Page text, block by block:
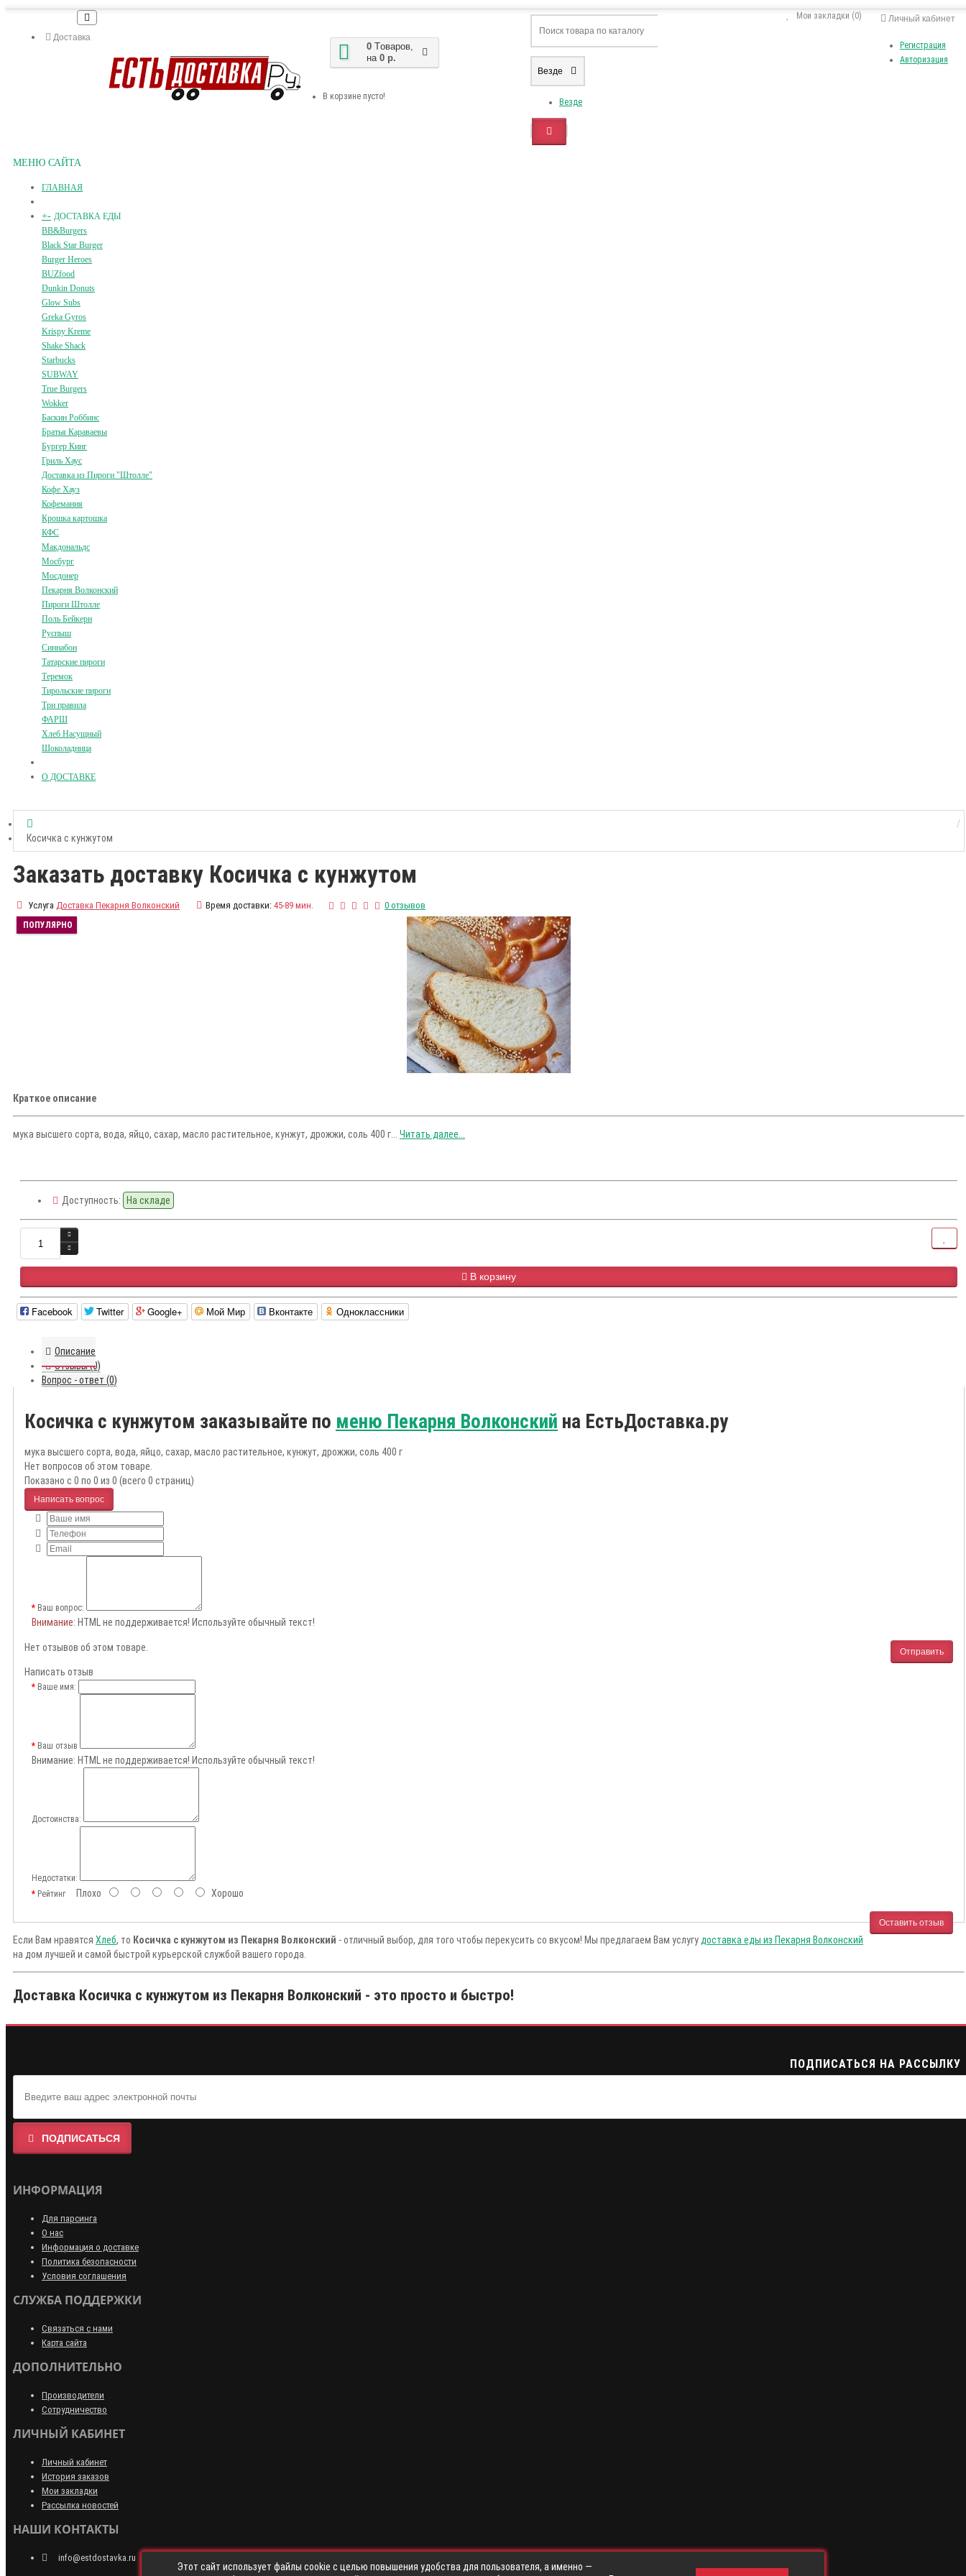
Доставка
Личный кабинет
Регистрация
Авторизация
Мои закладки (0)
0 Tоваров,
на 0 р.
В корзине пусто!
Везде
Везде
МЕНЮ САЙТА
ГЛАВНАЯ
+- ДОСТАВКА ЕДЫ
BB&Burgers
Black Star Burger
Burger Heroes
BUZfood
Dunkin Donuts
Glow Subs
Greka Gyros
Krispy Kreme
Shake Shack
Starbucks
SUBWAY
True Burgers
Wokker
Баскин Роббинс
Братья Караваевы
Бургер Кинг
Гриль Хаус
Доставка из Пироги "Штолле"
Кофе Хауз
Кофемания
Крошка картошка
КФС
Макдональдс
Мосбург
Мосдонер
Пекарня Волконский
Пироги Штолле
Поль Бейкери
Руспыш
Синнабон
Татарские пироги
Теремок
Тирольские пироги
Три правила
ФАРШ
Хлеб Насущный
Шоколадница
О ДОСТАВКЕ
Косичка с кунжутом
Заказать доставку Косичка с кунжутом
Услуга Доставка Пекарня Волконский Время доставки: 45-89 мин. 0 отзывов
ПОПУЛЯРНО
Краткое описание
мука высшего сорта, вода, яйцо, сахар, масло растительное, кунжут, дрожжи, соль 400 г... Читать далее...
Доступность: На складе
В корзину
Facebook Twitter Google+ Мой Мир Вконтакте Одноклассники
Описание
Отзывы (0)
Вопрос - ответ (0)
Косичка с кунжутом заказывайте по меню Пекарня Волконский на ЕстьДоставка.ру
мука высшего сорта, вода, яйцо, сахар, масло растительное, кунжут, дрожжи, соль 400 г
Нет вопросов об этом товаре.
Показано с 0 по 0 из 0 (всего 0 страниц)
Написать вопрос
Ваш вопрос:
Внимание: HTML не поддерживается! Используйте обычный текст!
Отправить
Нет отзывов об этом товаре.
Написать отзыв
Ваше имя:
Ваш отзыв
Внимание: HTML не поддерживается! Используйте обычный текст!
Достоинства:
Недостатки:
РейтингПлохо Хорошо
Оставить отзыв
Если Вам нравятся Хлеб, то Косичка с кунжутом из Пекарня Волконский - отличный выбор, для того чтобы перекусить со вкусом! Мы предлагаем Вам услугу доставка еды из Пекарня Волконский
на дом лучшей и самой быстрой курьерской службой вашего города.
Доставка Косичка с кунжутом из Пекарня Волконский - это просто и быстро!
ПОДПИСАТЬСЯ НА РАССЫЛКУ
ПОДПИСАТЬСЯ
ИНФОРМАЦИЯ
Для парсинга
О нас
Информация о доставке
Политика безопасности
Условия соглашения
СЛУЖБА ПОДДЕРЖКИ
Связаться с нами
Карта сайта
ДОПОЛНИТЕЛЬНО
Производители
Сотрудничество
ЛИЧНЫЙ КАБИНЕТ
Личный кабинет
История заказов
Мои закладки
Рассылка новостей
НАШИ КОНТАКТЫ
info@estdostavka.ru
Этот сайт использует файлы cookie с целью повышения удобства для пользователя, а именно —